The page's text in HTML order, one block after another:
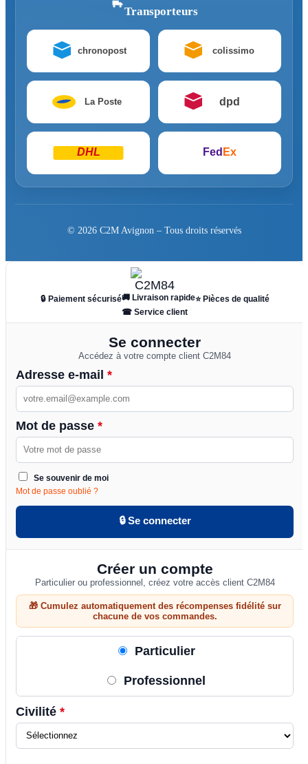
Transporteurs
chronopost colissimo
La Poste dpd
DHL Fed Ex
© 2026 C2M Avignon – Tous droits réservés
🔒 Paiement sécurisé🚚 Livraison rapide⭐ Pièces de qualité
☎ Service client
Se connecter
Accédez à votre compte client C2M84
Adresse e-mail *
Mot de passe *
Se souvenir de moi
Mot de passe oublié ?
🔒 Se connecter
Créer un compte
Particulier ou professionnel, créez votre accès client C2M84
🎁 Cumulez automatiquement des récompenses fidélité sur
chacune de vos commandes.
Particulier
Professionnel
Civilité *